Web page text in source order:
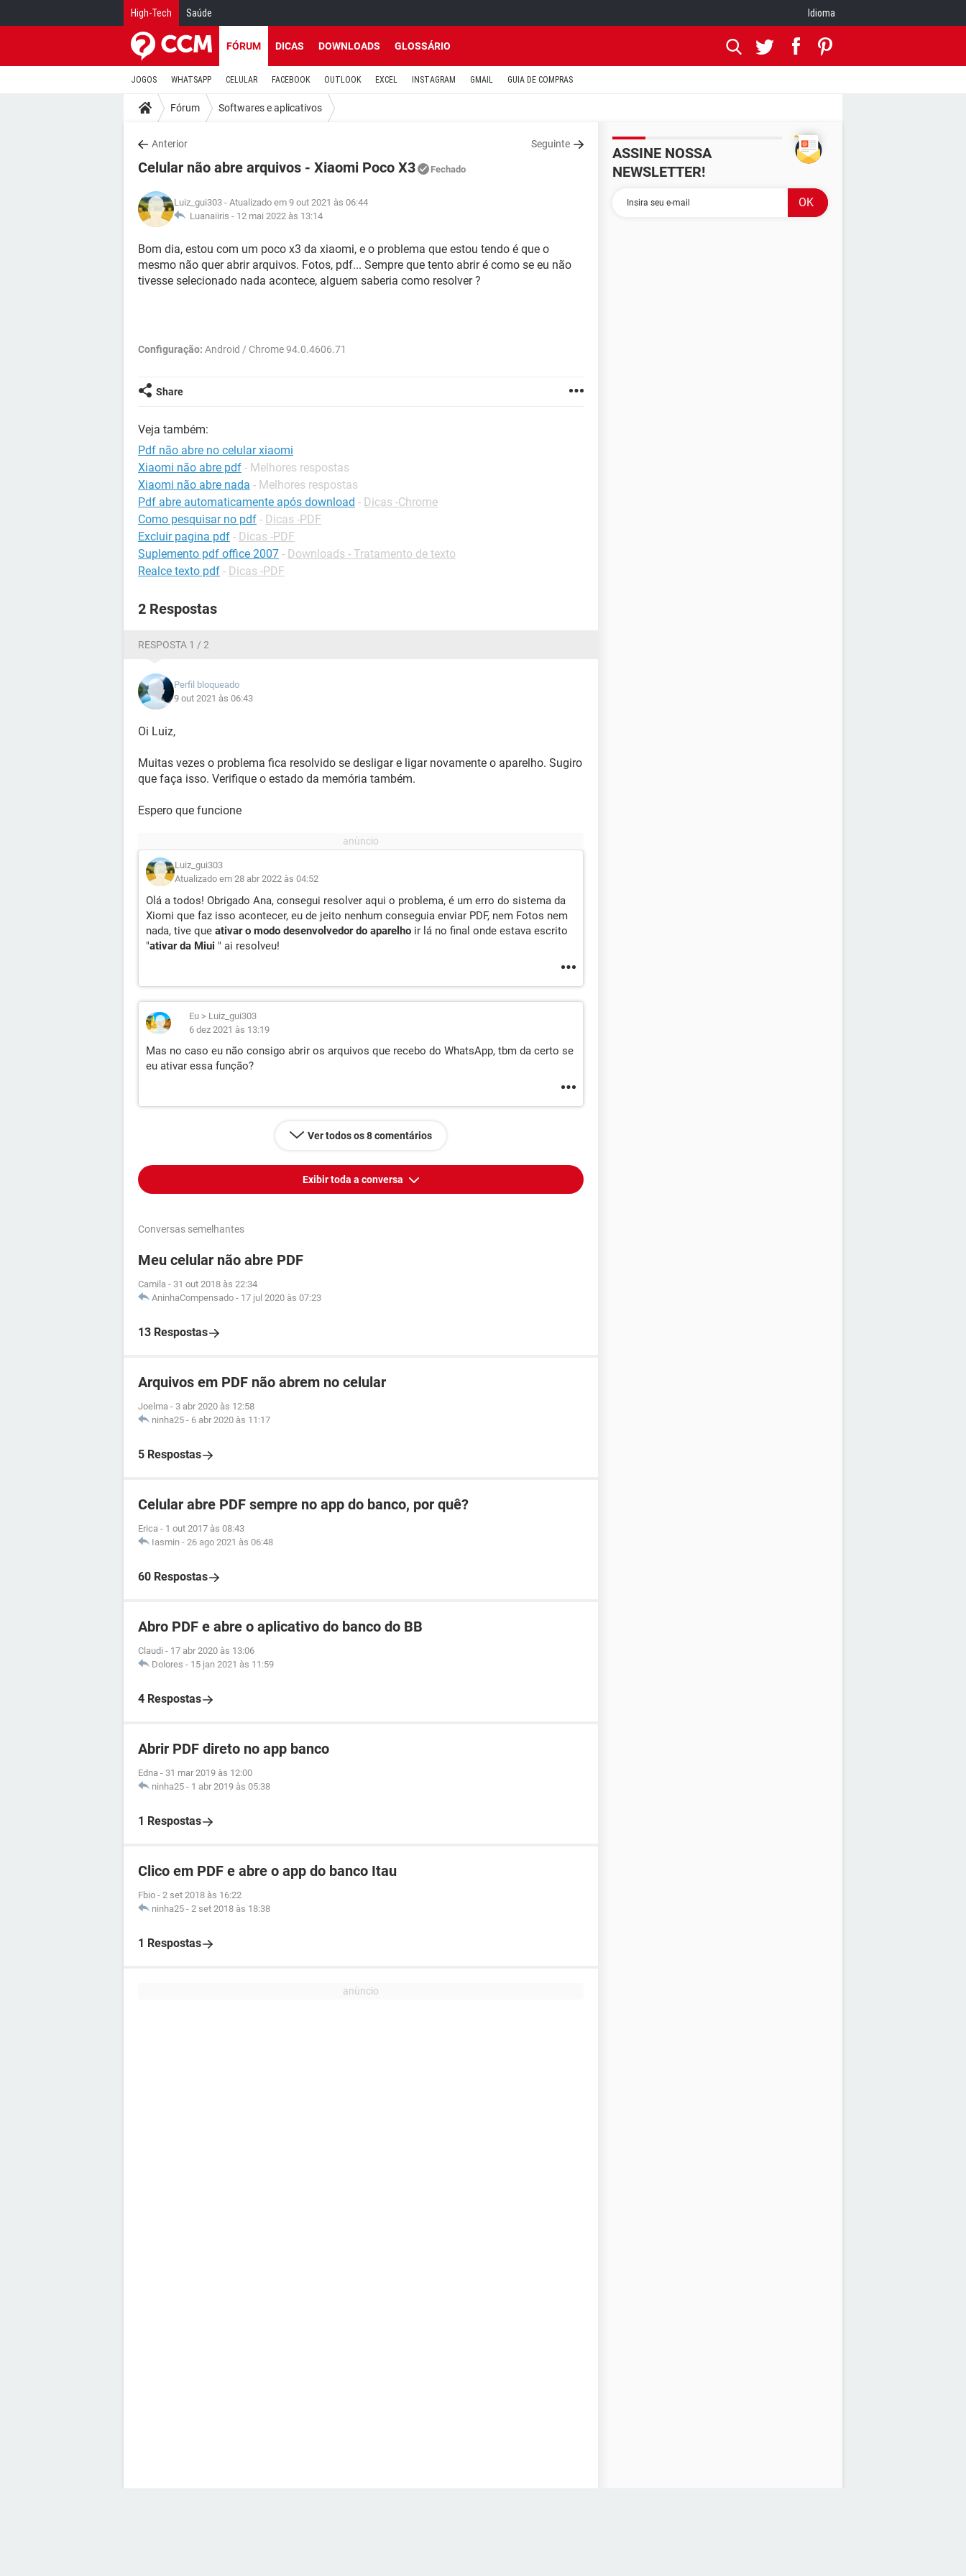
High-Tech Saúde Idioma
FÓRUM DICAS DOWNLOADS GLOSSÁRIO
JOGOS WHATSAPP CELULAR FACEBOOK OUTLOOK EXCEL INSTAGRAM GMAIL GUIA DE COMPRAS
Fórum Softwares e aplicativos
Anterior Seguinte
Celular não abre arquivos - Xiaomi Poco X3 Fechado
Luiz_gui303 - Atualizado em 9 out 2021 às 06:44
Luanaiiris - 12 mai 2022 às 13:14
Bom dia, estou com um poco x3 da xiaomi, e o problema que estou tendo é que o
mesmo não quer abrir arquivos. Fotos, pdf... Sempre que tento abrir é como se eu não
tivesse selecionado nada acontece, alguem saberia como resolver ?
Configuração: Android / Chrome 94.0.4606.71
Share
Veja também:
Pdf não abre no celular xiaomi
Xiaomi não abre pdf - Melhores respostas
Xiaomi não abre nada - Melhores respostas
Pdf abre automaticamente após download - Dicas -Chrome
Como pesquisar no pdf - Dicas -PDF
Excluir pagina pdf - Dicas -PDF
Suplemento pdf office 2007 - Downloads - Tratamento de texto
Realce texto pdf - Dicas -PDF
2 Respostas
RESPOSTA 1 / 2
Perfil bloqueado
9 out 2021 às 06:43
Oi Luiz,
Muitas vezes o problema fica resolvido se desligar e ligar novamente o aparelho. Sugiro
que faça isso. Verifique o estado da memória também.
Espero que funcione
Luiz_gui303
Atualizado em 28 abr 2022 às 04:52
Olá a todos! Obrigado Ana, consegui resolver aqui o problema, é um erro do sistema da
Xiomi que faz isso acontecer, eu de jeito nenhum conseguia enviar PDF, nem Fotos nem
nada, tive que ativar o modo desenvolvedor do aparelho ir lá no final onde estava escrito
"ativar da Miui " ai resolveu!
Eu > Luiz_gui303
6 dez 2021 às 13:19
Mas no caso eu não consigo abrir os arquivos que recebo do WhatsApp, tbm da certo se
eu ativar essa função?
Ver todos os 8 comentários
Exibir toda a conversa
Conversas semelhantes
Meu celular não abre PDF
Camila - 31 out 2018 às 22:34
AninhaCompensado - 17 jul 2020 às 07:23
13 Respostas
Arquivos em PDF não abrem no celular
Joelma - 3 abr 2020 às 12:58
ninha25 - 6 abr 2020 às 11:17
5 Respostas
Celular abre PDF sempre no app do banco, por quê?
Erica - 1 out 2017 às 08:43
Iasmin - 26 ago 2021 às 06:48
60 Respostas
Abro PDF e abre o aplicativo do banco do BB
Claudi - 17 abr 2020 às 13:06
Dolores - 15 jan 2021 às 11:59
4 Respostas
Abrir PDF direto no app banco
Edna - 31 mar 2019 às 12:00
ninha25 - 1 abr 2019 às 05:38
1 Respostas
Clico em PDF e abre o app do banco Itau
Fbio - 2 set 2018 às 16:22
ninha25 - 2 set 2018 às 18:38
1 Respostas
ASSINE NOSSA
NEWSLETTER!